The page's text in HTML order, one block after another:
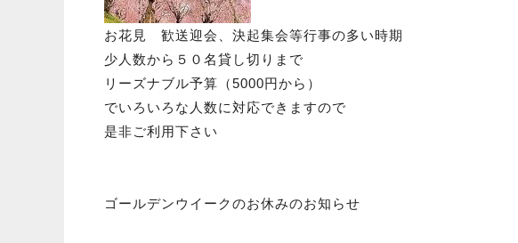
お花見 歓送迎会、決起集会等行事の多い時期
少人数から５０名貸し切りまで
リーズナブル予算（5000円から）
でいろいろな人数に対応できますので
是非ご利用下さい
ゴールデンウイークのお休みのお知らせ